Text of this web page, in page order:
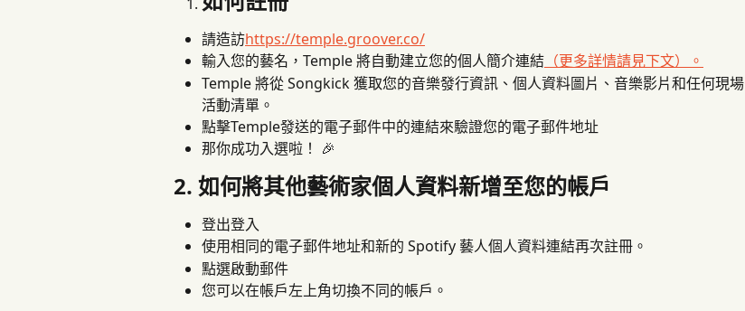
請造訪https://temple.groover.co/
輸入您的藝名，Temple 將自動建立您的個人簡介連結 （更多詳情請見下文）。
Temple 將從 Songkick 獲取您的音樂發行資訊、個人資料圖片、音樂影片和任何現場
活動清單。
點擊Temple發送的電子郵件中的連結來驗證您的電子郵件地址
那你成功入選啦！ 🎉
2. 如何將其他藝術家個人資料新增至您的帳戶
登出登入
使用相同的電子郵件地址和新的 Spotify 藝人個人資料連結再次註冊。
點選啟動郵件
您可以在帳戶左上角切換不同的帳戶。